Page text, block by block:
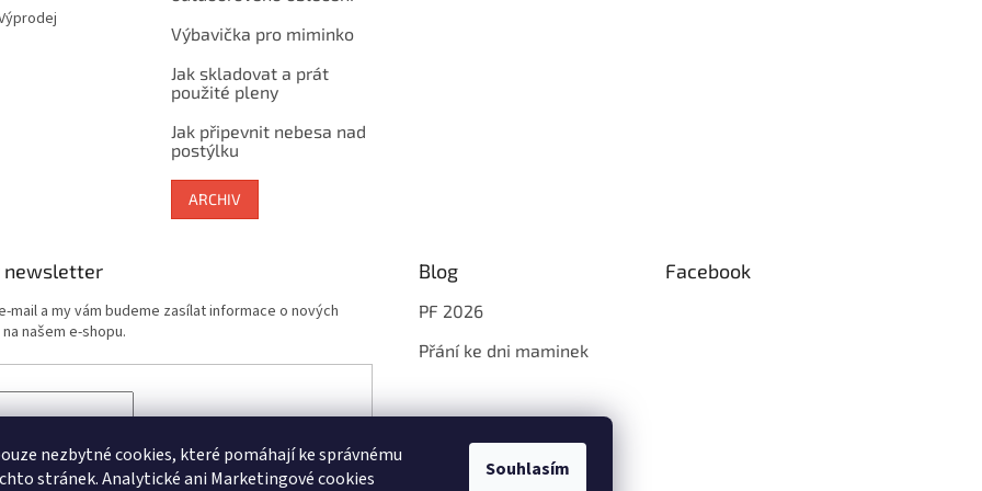
nezbytné cookies, které pomáhají ke správnému
stránek. Analytické ani Marketingové cookies
Souhlasím
Výbavička pro miminko
Jak skladovat a prát
použité pleny
Jak připevnit nebesa nad
postýlku
ARCHIV
newsletter
mail a my vám budeme zasílat informace o nových
našem e-shopu.
SE
Blog
PF 2026
Přání ke dni maminek
Facebook